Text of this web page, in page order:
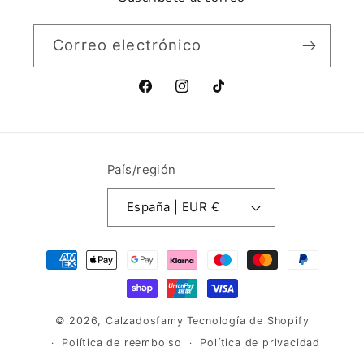
Correo electrónico
FacebookInstagram
TikTok
País/región
España | EUR €
Formas
de
© 2026,Calzadosfamy Tecnología de Shopify
Política de reembolso
Política de privacidad